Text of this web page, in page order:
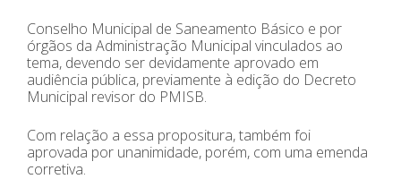
Conselho Municipal de Saneamento Básico e por
órgãos da Administração Municipal vinculados ao
tema, devendo ser devidamente aprovado em
audiência pública, previamente à edição do Decreto
Municipal revisor do PMISB.
Com relação a essa propositura, também foi
aprovada por unanimidade, porém, com uma emenda
corretiva.